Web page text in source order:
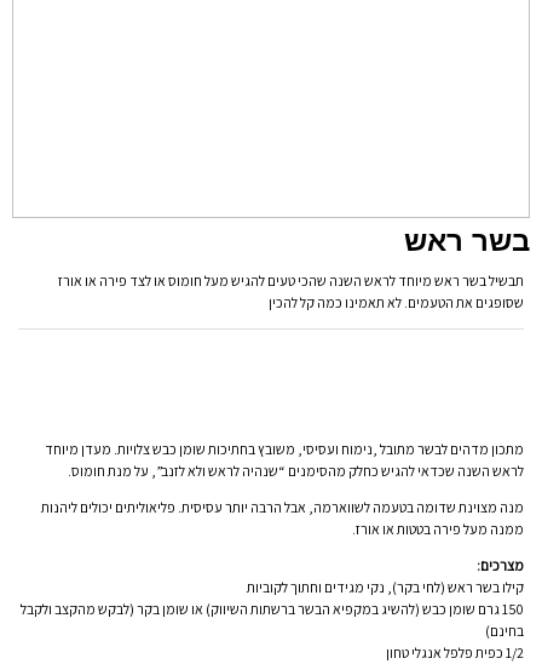
בשר ראש
תבשיל בשר ראש מיוחד לראש השנה שהכי טעים להגיש מעל חומוס או לצד פירה או אורז
שסופגים את הטעמים. לא תאמינו כמה קל להכין
מתכון מדהים לבשר מתובל ,נימוח ועסיסי, משובץ בחתיכות שומן כבש צלויות. מעדן מיוחד
לראש השנה שכדאי להגיש כחלק מהסימנים “שנהיה לראש ולא לזנב”, על מנת חומוס.
מנה מצוינת שדומה בטעמה לשווארמה, אבל הרבה יותר עסיסית. פליאוליתים יכולים ליהנות
ממנה מעל פירה בטטות או אורז.
מצרכים:
קילו בשר ראש (לחי בקר), נקי מגידים וחתוך לקוביות
150 גרם שומן כבש (להשיג במקפיא הבשר ברשתות השיווק) או שומן בקר (לבקש מהקצב ולקבל
בחינם)
1/2 כפית פלפל אנגלי טחון